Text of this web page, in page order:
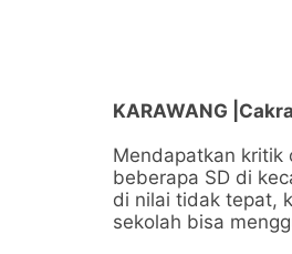
KARAWANG
Mendapatkan kritik
beberapa SD di
di nilai tidak tepat,
sekolah bisa